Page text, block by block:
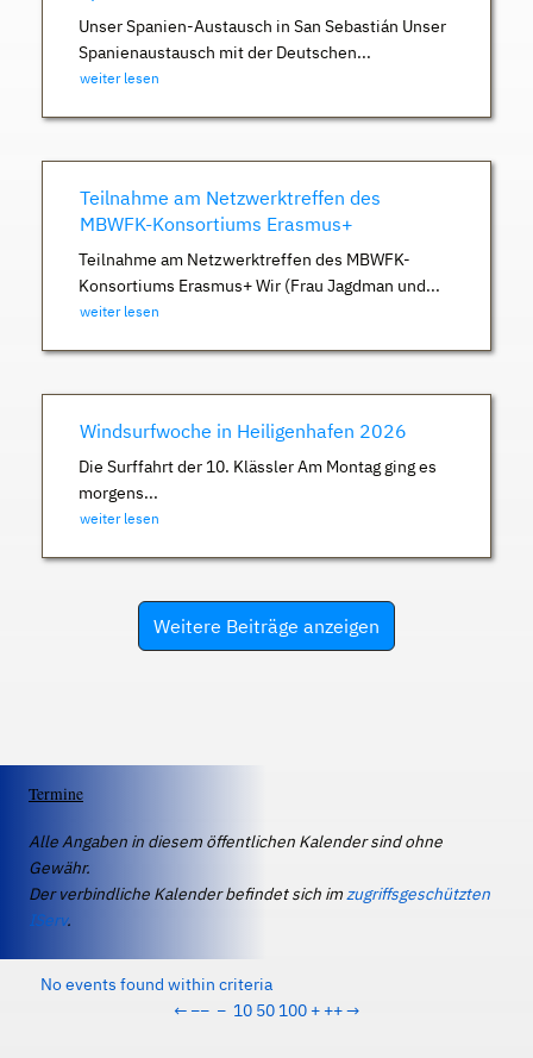
Unser Spanien-Austausch in San Sebastián Unser
Spanienaustausch mit der Deutschen...
weiter lesen
Teilnahme am Netzwerktreffen des
MBWFK-Konsortiums Erasmus+
Teilnahme am Netzwerktreffen des MBWFK-
Konsortiums Erasmus+ Wir (Frau Jagdman und...
weiter lesen
Windsurfwoche in Heiligenhafen 2026
Die Surffahrt der 10. Klässler Am Montag ging es
morgens...
weiter lesen
Weitere Beiträge anzeigen
Termine
Alle Angaben in diesem öffentlichen Kalender sind ohne
Gewähr.
Der verbindliche Kalender befindet sich imzugriffsgeschützten
IServ.
No events found within criteria
← −− − 10 50 100 + ++→